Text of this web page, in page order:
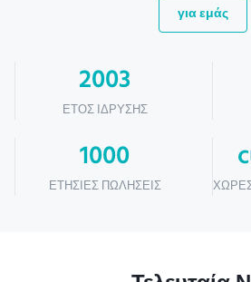
για εμάς
2003
ΈΤΟΣ ΊΔΡΥΣΗΣ
1000
ΕΤΉΣΙΕΣ ΠΩΛΉΣΕΙΣ